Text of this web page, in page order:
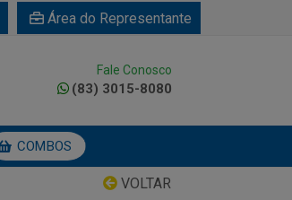
Área do Representante
Fale Conosco
(83) 3015-8080
COMBOS
VOLTAR